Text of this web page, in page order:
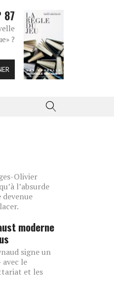
87
?
Olivier
l’absurde
moderne
signe un
le
et les